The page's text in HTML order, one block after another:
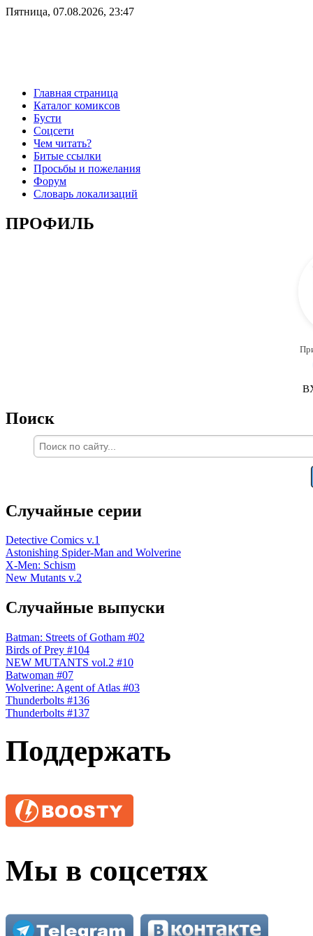
Пятница, 07.08.2026, 23:47
Главная страница
Каталог комиксов
Бусти
Соцсети
Чем читать?
Битые ссылки
Просьбы и пожелания
Форум
Словарь локализаций
ПРОФИЛЬ
Поиск
Случайные серии
Detective Comics v.1
Astonishing Spider-Man and Wolverine
X-Men: Schism
New Mutants v.2
Случайные выпуски
Batman: Streets of Gotham #02
Birds of Prey #104
NEW MUTANTS vol.2 #10
Batwoman #07
Wolverine: Agent of Atlas #03
Thunderbolts #136
Thunderbolts #137
Поддержать
Мы в соцсетях